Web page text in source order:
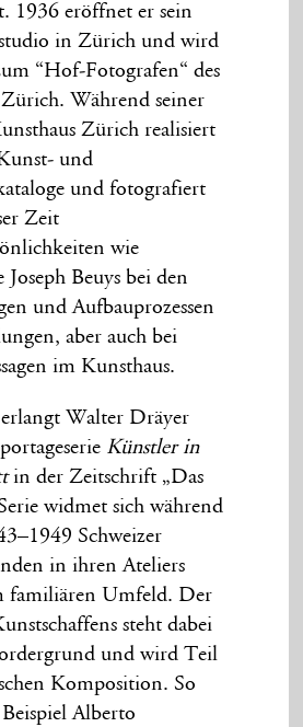
1936 eröffnet er sein
in Zürich und wird
“Hof-Fotografen“ des
Zürich. Während seiner
Zürich realisiert
und
und fotografiert
Zeit
wie
Joseph Beuys bei den
und Aufbauprozessen
aber auch bei
im Kunsthaus.
Walter Dräyer
Künstler in
in der Zeitschrift „Das
widmet sich während
Schweizer
in ihren Ateliers
familiären Umfeld. Der
steht dabei
und wird Teil
Komposition. So
Alberto